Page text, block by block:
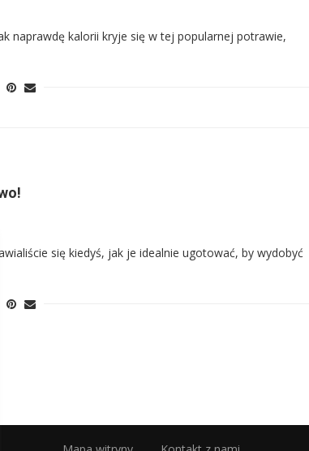
naprawdę kalorii kryje się w tej popularnej potrawie,
się kiedyś, jak je idealnie ugotować, by wydobyć